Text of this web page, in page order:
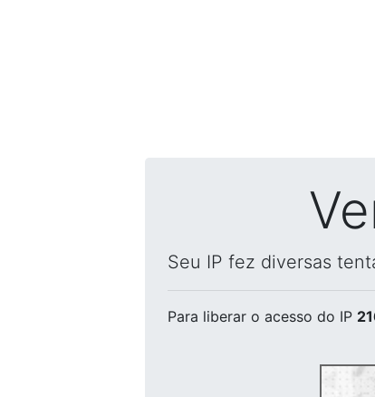
Seu IP fez diversas
Para liberar o acesso do IP